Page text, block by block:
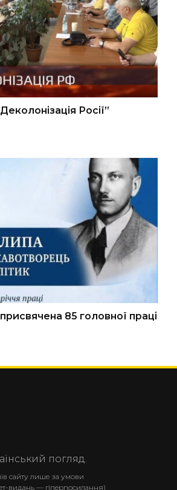
Росії”
85 головної праці
погляд.
сайту лише за умови
видань — гіперпосилання)